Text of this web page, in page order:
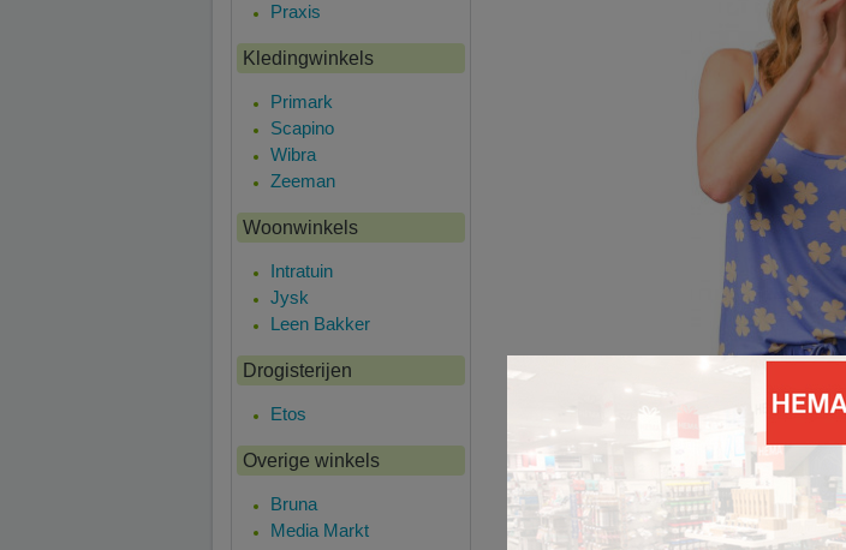
Praxis
Kledingwinkels
Primark
Scapino
Wibra
Zeeman
Woonwinkels
Intratuin
Jysk
Leen Bakker
Drogisterijen
Etos
Overige winkels
Bruna
Media Markt